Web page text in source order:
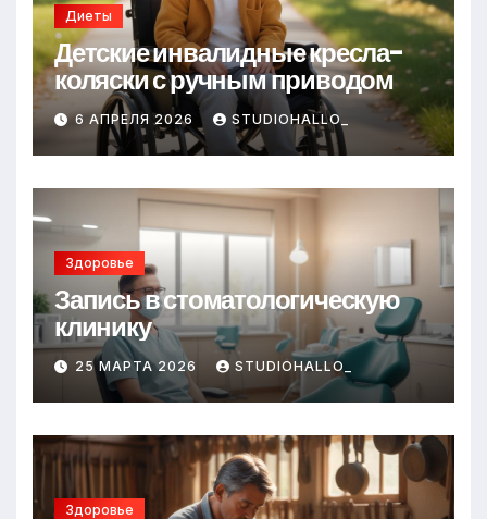
Диеты
Детские инвалидные кресла-
коляски с ручным приводом
6 АПРЕЛЯ 2026 STUDIOHALLO_
Здоровье
Запись в стоматологическую
клинику
25 МАРТА 2026 STUDIOHALLO_
Здоровье